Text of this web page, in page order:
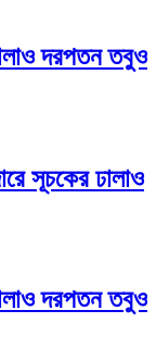
দরপতন তবুও
সূচকের ঢালাও
দরপতন তবুও